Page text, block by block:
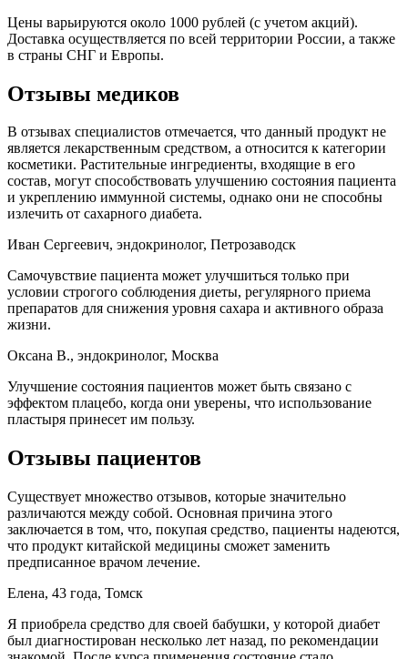
Цены варьируются около 1000 рублей (с учетом акций).
Доставка осуществляется по всей территории России, а также
в страны СНГ и Европы.
Отзывы медиков
В отзывах специалистов отмечается, что данный продукт не
является лекарственным средством, а относится к категории
косметики. Растительные ингредиенты, входящие в его
состав, могут способствовать улучшению состояния пациента
и укреплению иммунной системы, однако они не способны
излечить от сахарного диабета.
Иван Сергеевич, эндокринолог, Петрозаводск
Самочувствие пациента может улучшиться только при
условии строгого соблюдения диеты, регулярного приема
препаратов для снижения уровня сахара и активного образа
жизни.
Оксана В., эндокринолог, Москва
Улучшение состояния пациентов может быть связано с
эффектом плацебо, когда они уверены, что использование
пластыря принесет им пользу.
Отзывы пациентов
Существует множество отзывов, которые значительно
различаются между собой. Основная причина этого
заключается в том, что, покупая средство, пациенты надеются,
что продукт китайской медицины сможет заменить
предписанное врачом лечение.
Елена, 43 года, Томск
Я приобрела средство для своей бабушки, у которой диабет
был диагностирован несколько лет назад, по рекомендации